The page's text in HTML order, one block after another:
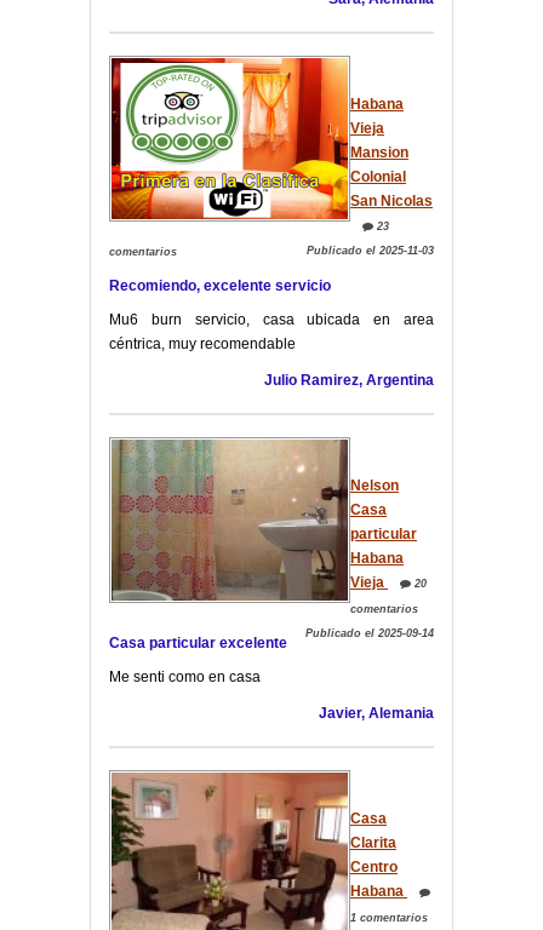
Habana
Vieja
Mansion
Colonial
San Nicolas
23
comentarios Publicado el 2025-11-03
Recomiendo, excelente servicio
Mu6 burn servicio, casa ubicada en area
céntrica, muy recomendable
Julio Ramirez, Argentina
Nelson
Casa
particular
Habana
Vieja
20
comentarios
Publicado el 2025-09-14
Casa particular excelente
Me senti como en casa
Javier, Alemania
Casa
Clarita
Centro
Habana
1 comentarios